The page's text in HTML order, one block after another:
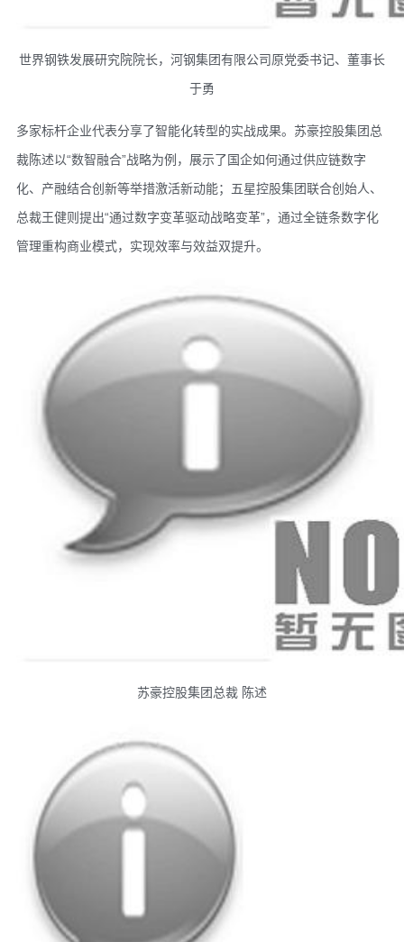
世界钢铁发展研究院院长，河钢集团有限公司原党委书记、董事长
于勇
多家标杆企业代表分享了智能化转型的实战成果。苏豪控股集团总
裁陈述以“数智融合”战略为例，展示了国企如何通过供应链数字
化、产融结合创新等举措激活新动能；五星控股集团联合创始人、
总裁王健则提出“通过数字变革驱动战略变革”，通过全链条数字化
管理重构商业模式，实现效率与效益双提升。
苏豪控股集团总裁 陈述